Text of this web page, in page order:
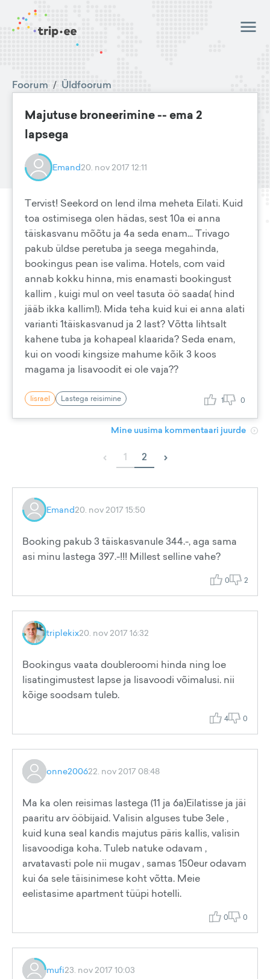
Foorum / Üldfoorum
Majutuse broneerimine -- ema 2
lapsega
Emand20. nov 2017 12:11
Tervist! Seekord on lend ilma meheta Eilati. Kuid
toa ostimisega olen hädas, sest 10a ei anna
täiskasvanu mõõtu ja 4a seda enam... Trivago
pakub üldse peretuba ja seega megahinda,
bookingus pean ise valima. Hotels, com vaid
annab kokku hinna, mis enamasti bookingust
kallim , kuigi mul on veel tasuta öö saada( hind
jääb ikka kallim!). Mida teha kuid kui ei anna alati
varianti 1täiskasvanud ja 2 last? Võtta lihtsalt
kahene tuba ja kohapeal klaarida? Seda enam,
kui on voodi kingsize mahume kõik 3 koos
magama ja lisavoodit ei ole vaja??
Iisrael Lastega reisimine 1 0
Mine uusima kommentaari juurde
‹ 1 2 ›
Emand20. nov 2017 15:50
Booking pakub 3 täiskasvanule 344.-, aga sama
asi minu lastega 397.-!!! Millest selline vahe?
0 2
triplekix20. nov 2017 16:32
Bookingus vaata doubleroomi hinda ning loe
lisatingimustest lapse ja lisavoodi võimalusi. nii
kõige soodsam tuleb.
4 0
onne200622. nov 2017 08:48
Ma ka olen reisimas lastega (11 ja 6a)Eilatisse ja jäi
paaritu arv ööbijaid. Valisin alguses tube 3ele ,
kuid kuna seal kandis majutus päris kallis, valisin
lisavoodiga koha. Tuleb natuke odavam ,
arvatavasti pole nii mugav , samas 150eur odavam
kui 6a sele täisinimese koht võtta. Meie
eelistasime apartment tüüpi hotelli.
0 0
mufi23. nov 2017 10:03